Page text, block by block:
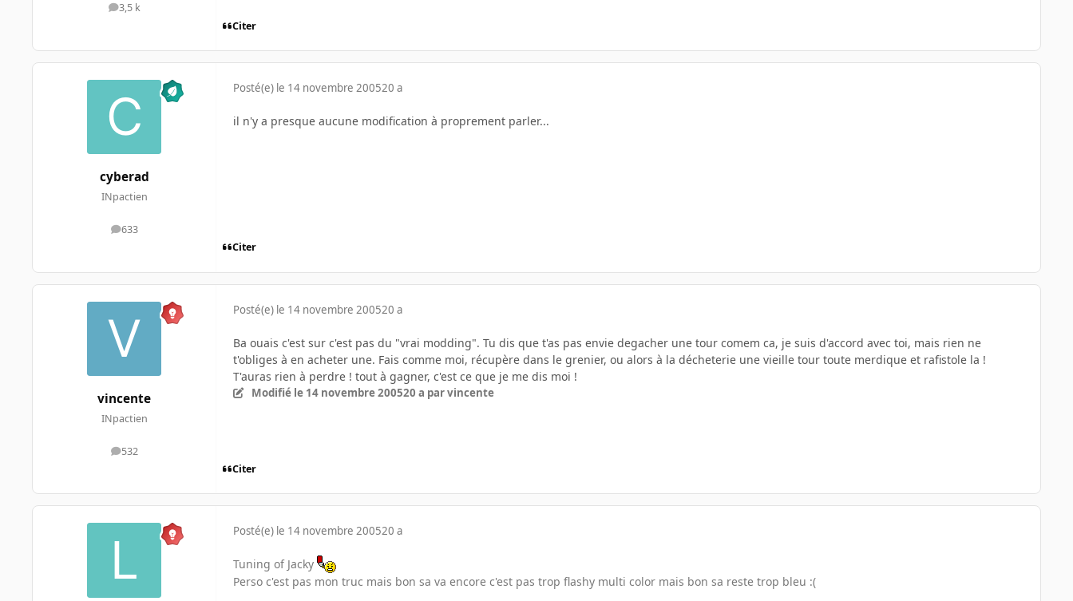
3,5 k
messages
Citer
cyberad
INpactien
633
messages
Posté(e) le 14 novembre 200520 a
il n'y a presque aucune modification à proprement parler...
Citer
vincente
INpactien
532
messages
Posté(e) le 14 novembre 200520 a
Ba ouais c'est sur c'est pas du "vrai modding". Tu dis que t'as pas envie degacher une tour comem ca, je suis d'accord avec toi, mais rien ne
t'obliges à en acheter une. Fais comme moi, récupère dans le grenier, ou alors à la décheterie une vieille tour toute merdique et rafistole la !
T'auras rien à perdre ! tout à gagner, c'est ce que je me dis moi !
Modifié le 14 novembre 200520 a par vincente
Citer
Posté(e) le 14 novembre 200520 a
Tuning of Jacky
Perso c'est pas mon truc mais bon sa va encore c'est pas trop flashy multi color mais bon sa reste trop bleu :(